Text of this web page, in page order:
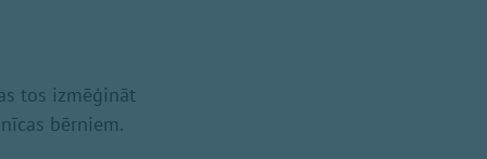
tos izmēģināt
bērniem.